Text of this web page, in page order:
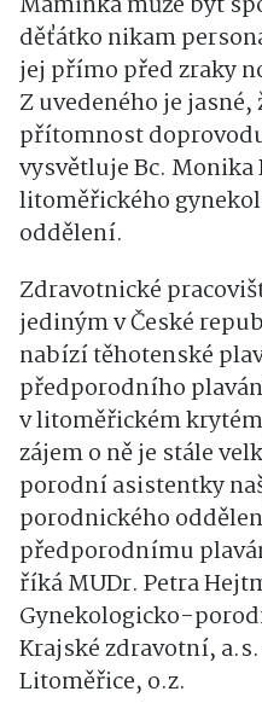
děťátko nikam
jej přímo před zraky
Z uvedeného je
přítomnost
vysvětluje Bc.
litoměřického
oddělení.
Zdravotnické
jediným v České
nabízí těhotenské
předporodního
v litoměřickém
zájem o ně je stále
porodní asistentky
porodnického
předporodnímu
říká MUDr. Petra
Gynekologicko-
Krajské zdravotní,
Litoměřice, o.z.